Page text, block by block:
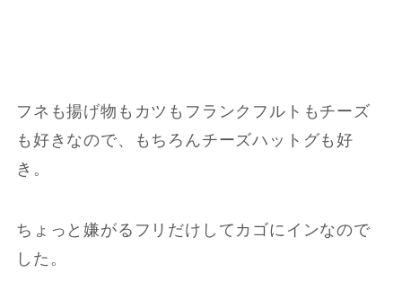
フネも揚げ物もカツもフランクフルトもチーズ
も好きなので、もちろんチーズハットグも好
き。
ちょっと嫌がるフリだけしてカゴにインなので
した。